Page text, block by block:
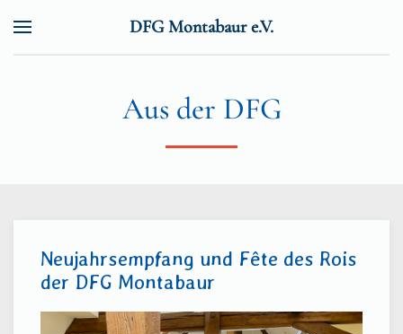
DFG Montabaur e.V.
Aus der DFG
Neujahrsempfang und Fête des Rois
der DFG Montabaur